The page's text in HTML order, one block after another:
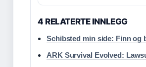
4 RELATERTE INNLEGG
Schibsted min side: Finn og
ARK Survival Evolved: